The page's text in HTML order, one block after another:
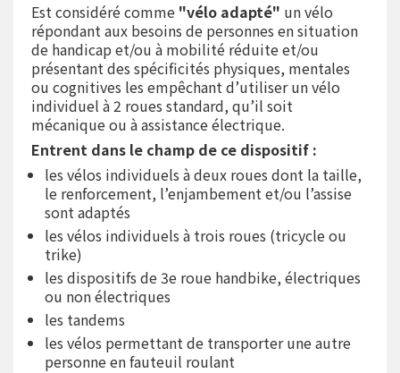
Est considéré comme "vélo adapté" un vélo
répondant aux besoins de personnes en situation
de handicap et/ou à mobilité réduite et/ou
présentant des spécificités physiques, mentales
ou cognitives les empêchant d’utiliser un vélo
individuel à 2 roues standard, qu’il soit
mécanique ou à assistance électrique.
Entrent dans le champ de ce dispositif :
les vélos individuels à deux roues dont la taille,
le renforcement, l’enjambement et/ou l’assise
sont adaptés
les vélos individuels à trois roues (tricycle ou
trike)
les dispositifs de 3e roue handbike, électriques
ou non électriques
les tandems
les vélos permettant de transporter une autre
personne en fauteuil roulant